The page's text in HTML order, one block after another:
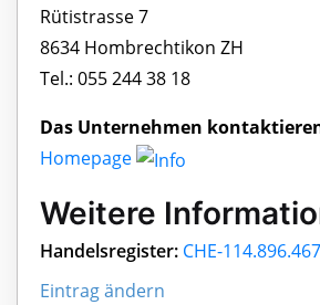
Rütistrasse 7
8634 Hombrechtikon ZH
Tel.: 055 244 38 18
Das Unternehmen
Homepage
Weitere
Handelsregister: CHE-114.896.467
Eintrag ändern